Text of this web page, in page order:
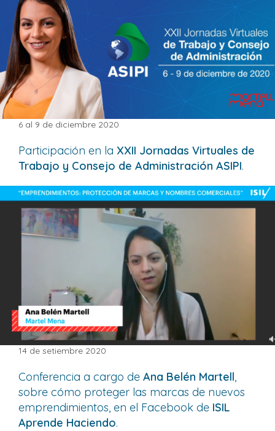
6 al 9 de diciembre 2020
Participación en la XXII Jornadas Virtuales de
Trabajo y Consejo de Administración ASIPI.
14 de setiembre 2020
Conferencia a cargo de Ana Belén Martell,
sobre cómo proteger las marcas de nuevos
emprendimientos, en el Facebook de ISIL
Aprende Haciendo.